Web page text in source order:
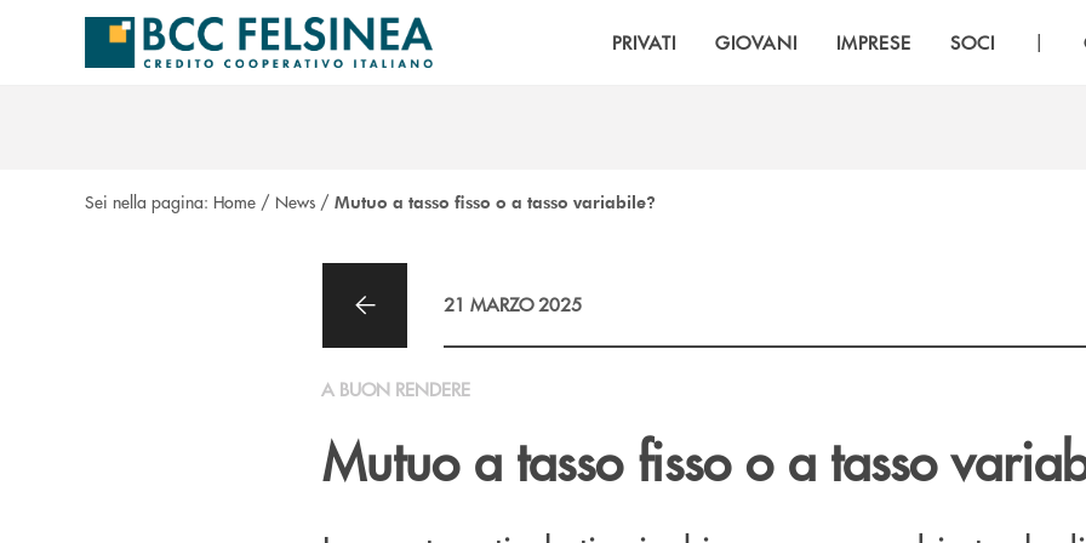
Salta al contenuto principale
PRIVATI GIOVANI IMPRESE SOCI |
Sei nella pagina: Home / News / Mutuo a tasso fisso o a tasso variabile?
21 MARZO 2025
A BUON RENDERE
Mutuo a tasso fisso o a tasso